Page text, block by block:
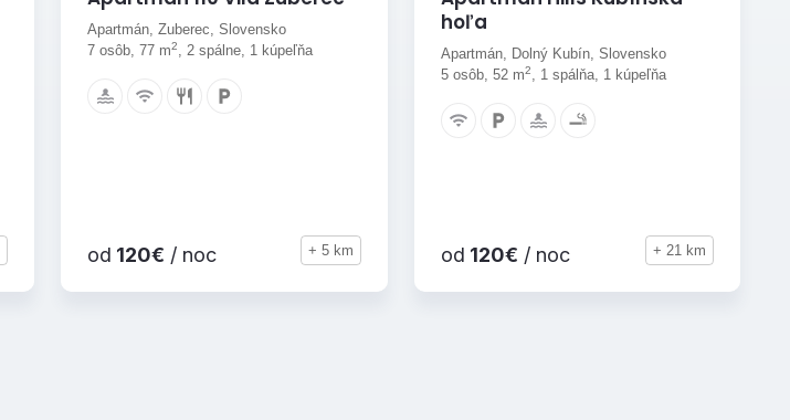
Apartmán, Zuberec, Slovensko
7 osôb, 77 m2, 2 spálne, 1 kúpeľňa
od 120€ / noc + 5 km
hoľa
Apartmán, Dolný Kubín, Slovensko
5 osôb, 52 m2, 1 spálňa, 1 kúpeľňa
od 120€ / noc + 21 km